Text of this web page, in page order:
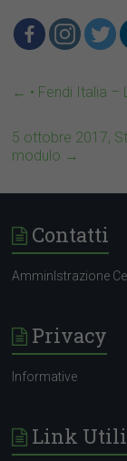
← • Fendi Italia –
5 ottobre 2017,
modulo →
Contatti
AmminIstrazione
Privacy
Informative
Link Utili